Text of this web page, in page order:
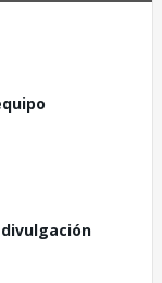
divulgación